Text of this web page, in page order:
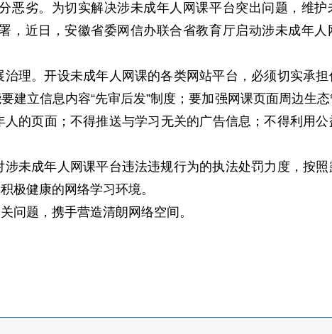
劣。为切实解决涉未成年人网课平台突出问题，维护
近日，安徽省委网信办联合省教育厅启动涉未成年人
理。开设未成年人网课的各类网站平台，必须切实承
立信息内容“先审后发”制度；要加强网课页面周边生
的页面；不得推送与学习无关的广告信息；不得利用公
未成年人网课平台违法违规行为的执法处罚力度，按
极健康的网络学习环境。
问题，携手营造清朗网络空间。